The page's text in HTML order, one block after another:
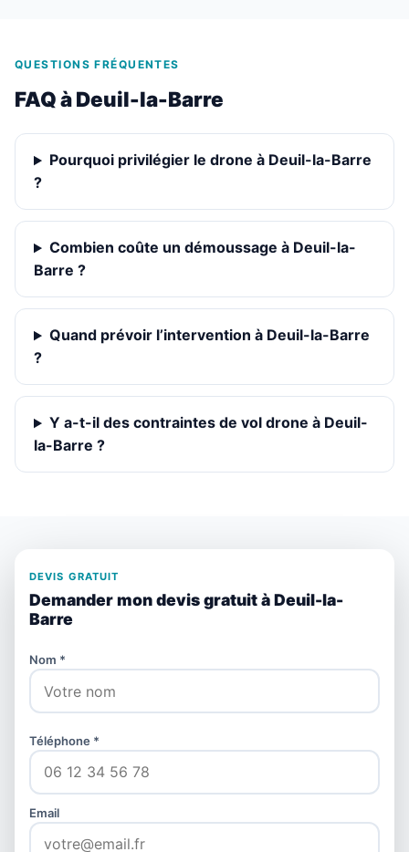
QUESTIONS FRÉQUENTES
FAQ à Deuil-la-Barre
Pourquoi privilégier le drone à Deuil-la-Barre
?
Combien coûte un démoussage à Deuil-la-
Barre ?
Quand prévoir l’intervention à Deuil-la-Barre
?
Y a-t-il des contraintes de vol drone à Deuil-
la-Barre ?
DEVIS GRATUIT
Demander mon devis gratuit à Deuil-la-
Barre
Nom *
Téléphone *
Email